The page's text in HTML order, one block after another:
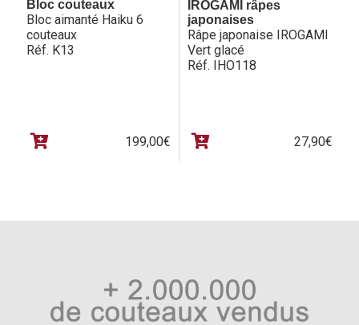
Bloc couteaux
Bloc aimanté Haiku 6
couteaux
Réf. K13
199,00€
IROGAMI râpes
japonaises
Râpe japonaise IROGAMI
Vert glacé
Réf. IHO118
27,90€